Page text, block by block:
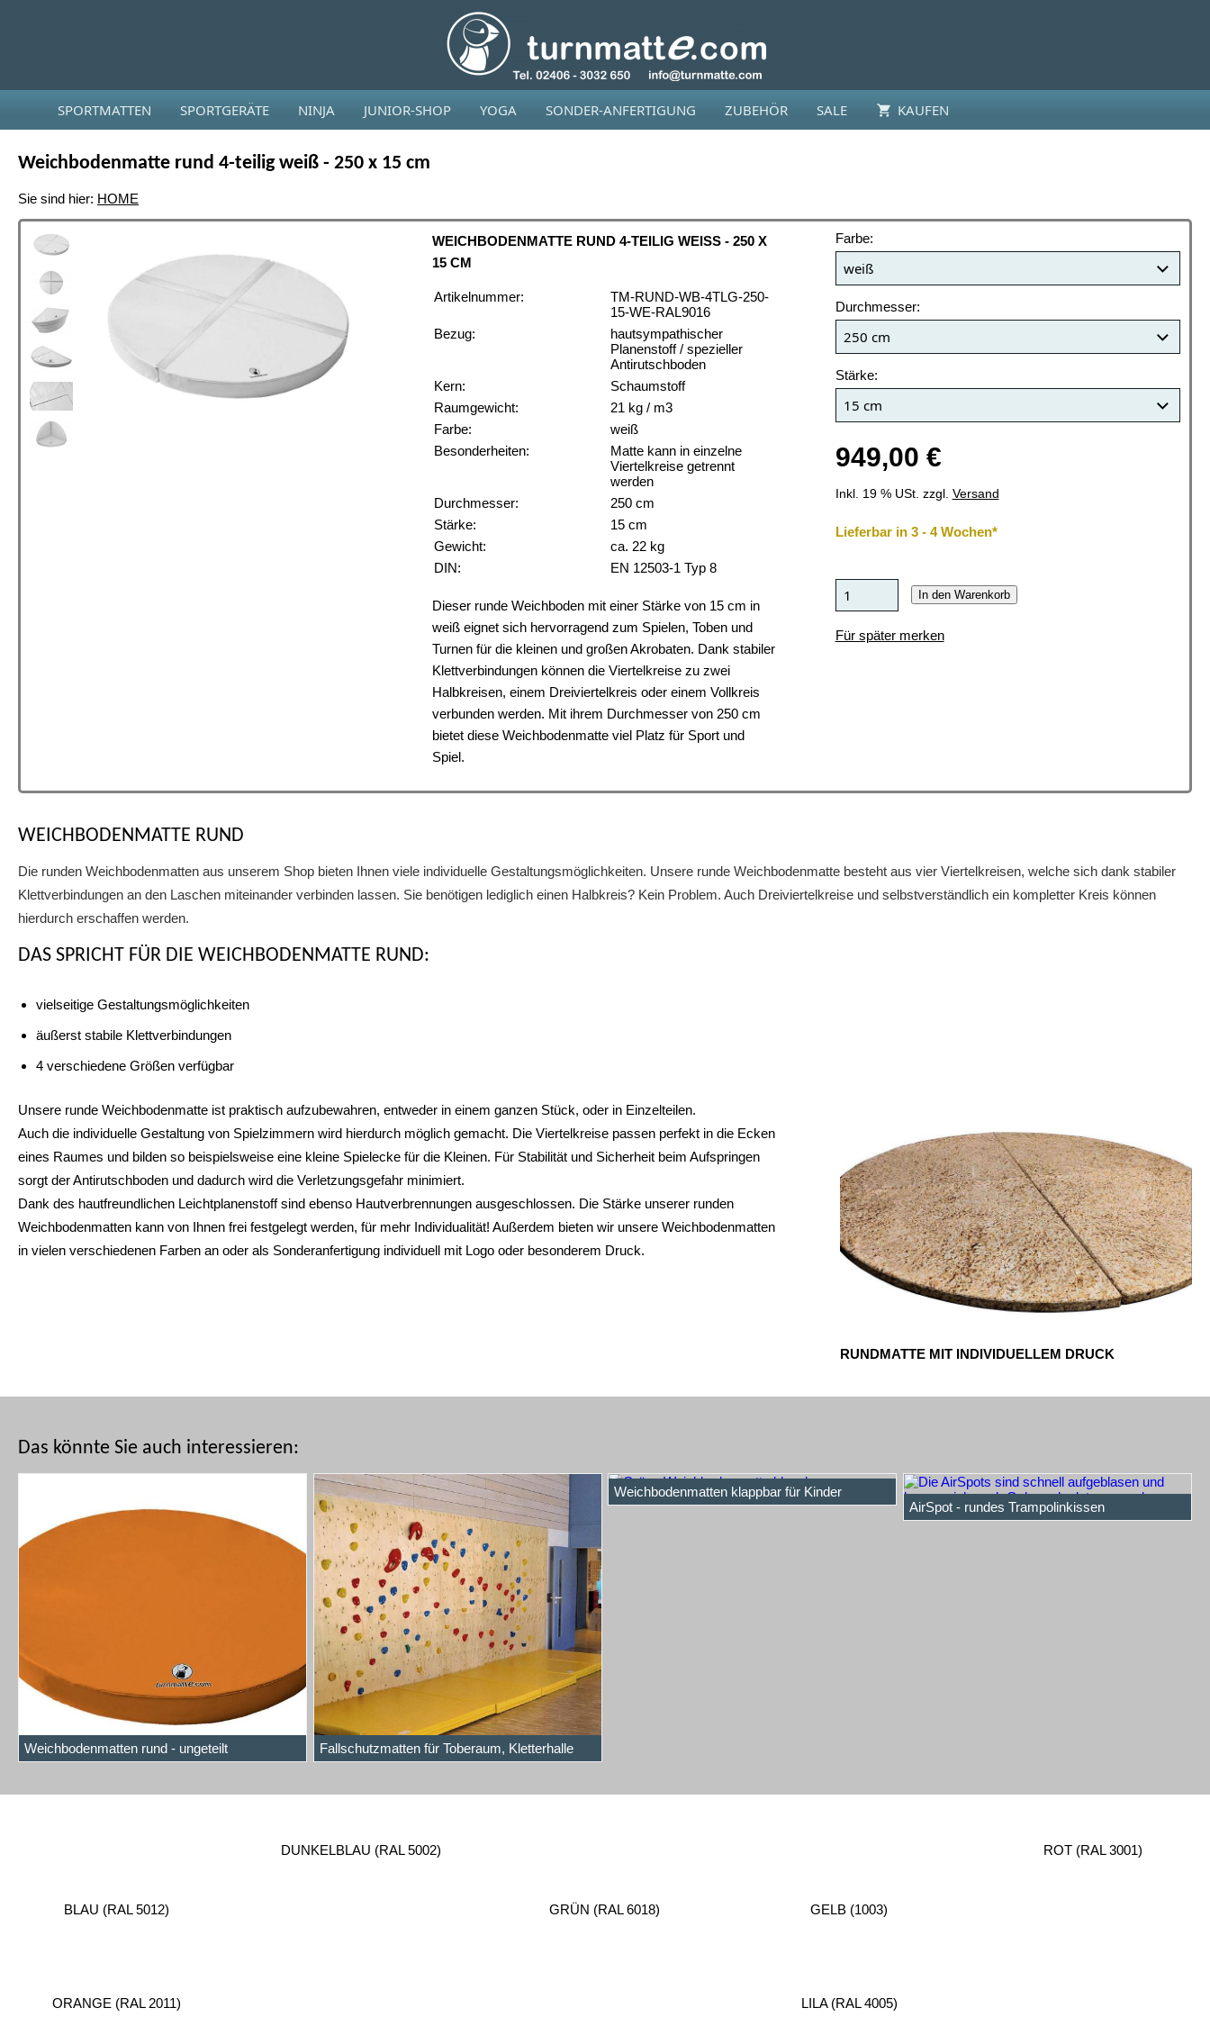
SPORTMATTEN SPORTGERÄTE NINJA JUNIOR-SHOP YOGA SONDER-ANFERTIGUNG ZUBEHÖR SALE KAUFEN
Weichbodenmatte rund 4-teilig weiß - 250 x 15 cm
Sie sind hier: HOME
WEICHBODENMATTE RUND 4-TEILIG WEISS - 250 X 1
5 CM
Artikelnummer:
TM-RUND-WB-4TLG-250-
15-WE-RAL9016
Bezug:
hautsympathischer
Planenstoff / spezieller
Antirutschboden
Kern:
Schaumstoff
Raumgewicht:
21 kg / m3
Farbe:
weiß
Besonderheiten:
Matte kann in einzelne
Viertelkreise getrennt
werden
Durchmesser:
250 cm
Stärke:
15 cm
Gewicht:
ca. 22 kg
DIN:
EN 12503-1 Typ 8
Dieser runde Weichboden mit einer Stärke von 15 cm in
weiß eignet sich hervorragend zum Spielen, Toben und
Turnen für die kleinen und großen Akrobaten. Dank stabiler
Klettverbindungen können die Viertelkreise zu zwei
Halbkreisen, einem Dreiviertelkreis oder einem Vollkreis
verbunden werden. Mit ihrem Durchmesser von 250 cm
bietet diese Weichbodenmatte viel Platz für Sport und
Spiel.
Farbe:
Durchmesser:
Stärke:
949,00 €
Inkl. 19 % USt. zzgl. Versand
Lieferbar in 3 - 4 Wochen*
In den Warenkorb
Für später merken
WEICHBODENMATTE RUND
Die runden Weichbodenmatten aus unserem Shop bieten Ihnen viele individuelle Gestaltungsmöglichkeiten. Unsere runde Weichbodenmatte besteht aus vier Viertelkreisen, welche sich dank stabiler
Klettverbindungen an den Laschen miteinander verbinden lassen. Sie benötigen lediglich einen Halbkreis? Kein Problem. Auch Dreiviertelkreise und selbstverständlich ein kompletter Kreis können
hierdurch erschaffen werden.
DAS SPRICHT FÜR DIE WEICHBODENMATTE RUND:
vielseitige Gestaltungsmöglichkeiten
äußerst stabile Klettverbindungen
4 verschiedene Größen verfügbar
RUNDMATTE MIT INDIVIDUELLEM DRUCK
Unsere runde Weichbodenmatte ist praktisch aufzubewahren, entweder in einem ganzen Stück, oder in Einzelteilen.
Auch die individuelle Gestaltung von Spielzimmern wird hierdurch möglich gemacht. Die Viertelkreise passen perfekt in die Ecken
eines Raumes und bilden so beispielsweise eine kleine Spielecke für die Kleinen. Für Stabilität und Sicherheit beim Aufspringen
sorgt der Antirutschboden und dadurch wird die Verletzungsgefahr minimiert.
Dank des hautfreundlichen Leichtplanenstoff sind ebenso Hautverbrennungen ausgeschlossen. Die Stärke unserer runden
Weichbodenmatten kann von Ihnen frei festgelegt werden, für mehr Individualität! Außerdem bieten wir unsere Weichbodenmatten
in vielen verschiedenen Farben an oder als Sonderanfertigung individuell mit Logo oder besonderem Druck.
Das könnte Sie auch interessieren:
Weichbodenmatten rund - ungeteilt Fallschutzmatten für Toberaum, Kletterhalle
Weichbodenmatten klappbar für Kinder
AirSpot - rundes Trampolinkissen
BLAU (RAL 5012)
DUNKELBLAU (RAL 5002)
GRÜN (RAL 6018) GELB (1003)
ROT (RAL 3001)
ORANGE (RAL 2011) LILA (RAL 4005)